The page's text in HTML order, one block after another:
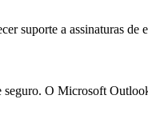
suporte a assinaturas de
O Microsoft